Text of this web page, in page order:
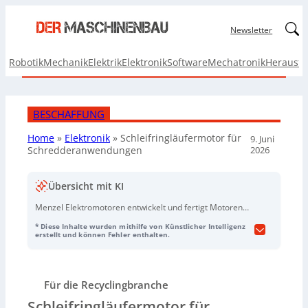
Newsletter
RobotikMechanikElektrikElektronikSoftwareMechatronik
BESCHAFFUNG
Home » Elektronik » Schleifringläufermotor für
Schredderanwendungen
9. Juni
2026
Übersicht mit KI
Menzel Elektromotoren entwickelt und fertigt Motoren
und Stößen ausgesetzt sind, und bietet dazu Prüf- und
Autokarosserien zerkleinern musste – starke
Vibrationen führten zu Kontaktproblemen zwischen
* Diese Inhalte wurden mithilfe von Künstlicher Intelligenz
erstellt und können Fehler enthalten.
Für die Recyclingbranche